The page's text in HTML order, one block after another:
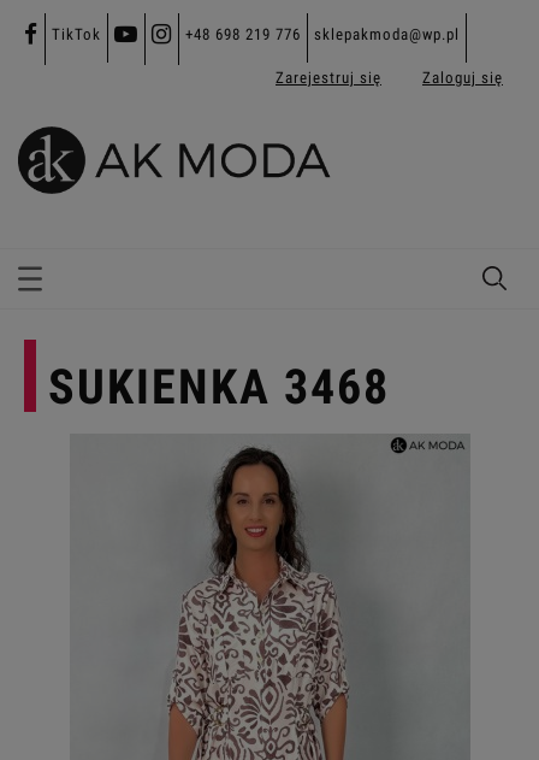
TikTok +48 698 219 776 sklepakmoda@wp.pl
Zarejestruj się Zaloguj się
SUKIENKA 3468